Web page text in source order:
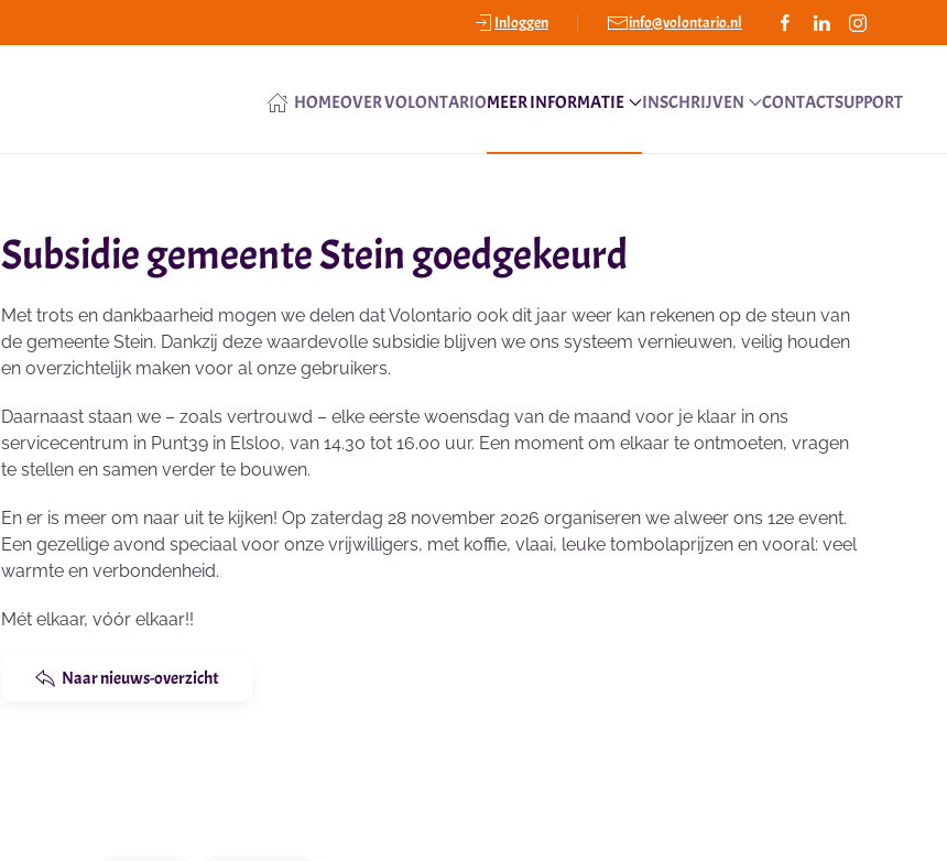
Inloggen info@volontario.nl
HOMEOVER VOLONTARIOMEER INFORMATIE INSCHRIJVEN CONTACTSUPPORT
Subsidie gemeente Stein goedgekeurd
Met trots en dankbaarheid mogen we delen dat Volontario ook dit jaar weer kan rekenen op de steun van
de gemeente Stein. Dankzij deze waardevolle subsidie blijven we ons systeem vernieuwen, veilig houden
en overzichtelijk maken voor al onze gebruikers.
Daarnaast staan we – zoals vertrouwd – elke eerste woensdag van de maand voor je klaar in ons
servicecentrum in Punt39 in Elsloo, van 14.30 tot 16.00 uur. Een moment om elkaar te ontmoeten, vragen
te stellen en samen verder te bouwen.
En er is meer om naar uit te kijken! Op zaterdag 28 november 2026 organiseren we alweer ons 12e event.
Een gezellige avond speciaal voor onze vrijwilligers, met koffie, vlaai, leuke tombolaprijzen en vooral: veel
warmte en verbondenheid.
Mét elkaar, vóór elkaar!!
Naar nieuws-overzicht